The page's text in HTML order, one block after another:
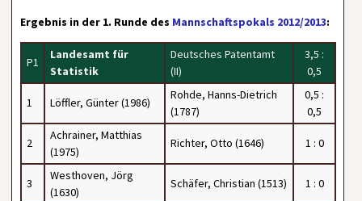
Ergebnis in der 1. Runde des Mannschaftspokals 2012/2013:
P1
Landesamt für
Statistik
Deutsches Patentamt
(II)
3,5 :
0,5
1 Löffler, Günter (1986)
Rohde, Hanns-Dietrich
(1787)
0,5 :
0,5
2
Achrainer, Matthias
(1975)
Richter, Otto (1646) 1 : 0
3
Westhoven, Jörg
(1630)
Schäfer, Christian (1513) 1 : 0